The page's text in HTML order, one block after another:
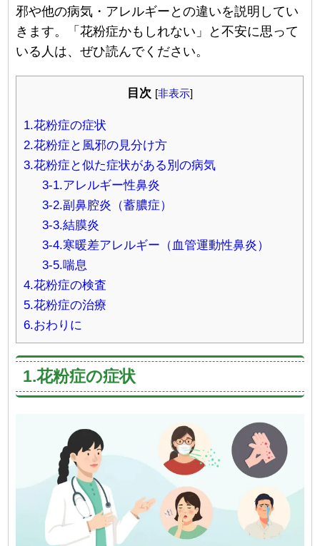
邪や他の病気・アレルギーとの違いを説明してい
きます。「花粉症かもしれない」と不安に思って
いる人は、ぜひ読んでください。
目次 [非表示]
1.花粉症の症状
2.花粉症と風邪の見分け方
3.花粉症と似た症状がある別の病気
3-1.アレルギー性鼻炎
3-2.副鼻腔炎（蓄膿症）
3-3.結膜炎
3-4.寒暖差アレルギー（血管運動性鼻炎）
3-5.喘息
4.花粉症の検査
5.花粉症の治療
6.おわりに
1.花粉症の症状